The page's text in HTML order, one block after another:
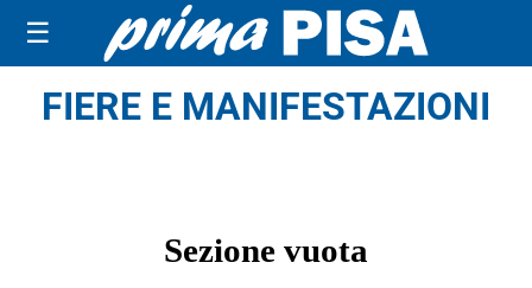
☰
FIERE E MANIFESTAZIONI
Sezione vuota